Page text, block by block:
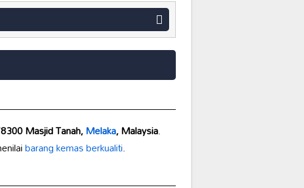
Masjid Tanah,Melaka, Malaysia.
barang kemas berkualiti.